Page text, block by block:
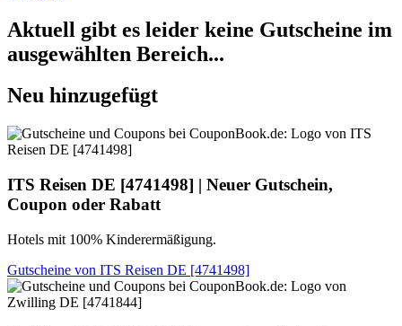
Aktuell gibt es leider keine Gutscheine im
ausgewählten Bereich...
Neu hinzugefügt
ITS Reisen DE [4741498] | Neuer Gutschein,
Coupon oder Rabatt
Hotels mit 100% Kinderermäßigung.
Gutscheine von ITS Reisen DE [4741498]